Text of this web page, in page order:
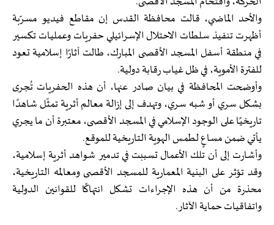
والأحد الماضي، قالت محافظة القدس إن مقاطع فيديو مسرّبة
أظهرت تنفيذ سلطات الاحتلال الإسرائيلي حفريات وعمليات تكسير
في منطقة أسفل المسجد الأقصى المبارك، طالت آثارًا إسلامية تعود
للفترة الأموية، في ظل غياب رقابة دولية.
وأوضحت المحافظة في بيان صادر عنها، أن هذه الحفريات تُجرى
بشكل سري أو شبه سري، وتهدف إلى إزالة معالم أثرية تمثّل شاهدًا
تاريخيًا على الوجود الإسلامي في المسجد الأقصى، معتبرة أن ما يجري
يأتي ضمن مساعٍ لطمس الهوية التاريخية للموقع.
وأشارت إلى أن تلك الأعمال تسببت في تدمير شواهد أثرية إسلامية،
وقد تؤثر على البنية المعمارية للمسجد الأقصى ومعالمه التاريخية،
محذرة من أن هذه الإجراءات تشكل انتهاكًا للقوانين الدولية
واتفاقيات حماية الآثار.